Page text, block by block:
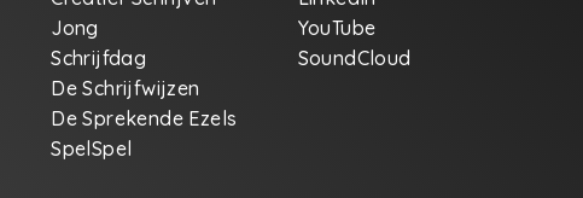
Jong
Schrijfdag
De Schrijfwijzen
De Sprekende Ezels
SpelSpel
YouTube
SoundCloud